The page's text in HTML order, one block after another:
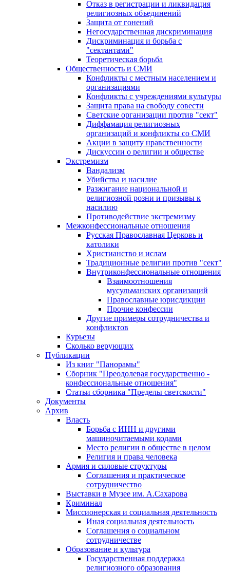
Отказ в регистрации и ликвидация
религиозных объединений
Защита от гонений
Негосударственная дискриминация
Дискриминация и борьба с
"сектантами"
Теоретическая борьба
Общественность и СМИ
Конфликты с местным населением и
организациями
Конфликты с учреждениями культуры
Защита права на свободу совести
Светские организации против "сект"
Диффамация религиозных
организаций и конфликты со СМИ
Акции в защиту нравственности
Дискуссии о религии и обществе
Экстремизм
Вандализм
Убийства и насилие
Разжигание национальной и
религиозной розни и призывы к
насилию
Противодействие экстремизму
Межконфессиональные отношения
Русская Православная Церковь и
католики
Христианство и ислам
Традиционные религии против "сект"
Внутриконфессиональные отношения
Взаимоотношения
мусульманских организаций
Православные юрисдикции
Прочие конфессии
Другие примеры сотрудничества и
конфликтов
Курьезы
Сколько верующих
Публикации
Из книг "Панорамы"
Сборник "Преодолевая государственно -
конфессиональные отношения"
Статьи сборника "Пределы светскости"
Документы
Архив
Власть
Борьба с ИНН и другими
машиночитаемыми кодами
Место религии в обществе в целом
Религия и права человека
Армия и силовые структуры
Соглашения и практическое
сотрудничество
Выставки в Музее им. А.Сахарова
Криминал
Миссионерская и социальная деятельность
Иная социальная деятельность
Соглашения о социальном
сотрудничестве
Образование и культура
Государственная поддержка
религиозного образования